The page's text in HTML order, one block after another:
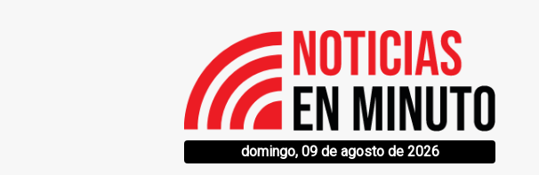
domingo, 09 de agosto de 2026